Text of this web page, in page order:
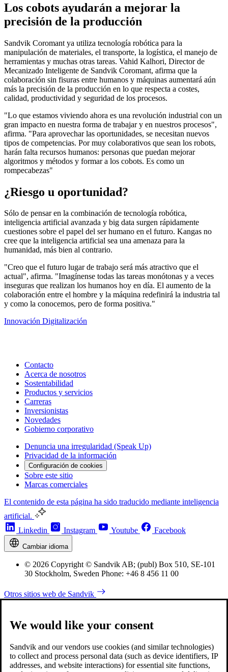
Los cobots ayudarán a mejorar la
precisión de la producción
Sandvik Coromant ya utiliza tecnología robótica para la
manipulación de materiales, el transporte, la logística, el manejo de
herramientas y muchas otras tareas. Vahid Kalhori, Director de
Mecanizado Inteligente de Sandvik Coromant, afirma que la
colaboración sin fisuras entre humanos y máquinas aumentará aún
más la precisión de la producción en lo que respecta a costes,
calidad, productividad y seguridad de los procesos.
"Lo que estamos viviendo ahora es una revolución industrial con un
gran impacto en nuestra forma de trabajar y en nuestros procesos",
afirma. "Para aprovechar las oportunidades, se necesitan nuevos
tipos de competencias. Por muy colaborativos que sean los robots,
harán falta recursos humanos: personas que puedan mejorar
algoritmos y métodos y formar a los cobots. Es como un
rompecabezas"
¿Riesgo u oportunidad?
Sólo de pensar en la combinación de tecnología robótica,
inteligencia artificial avanzada y big data surgen rápidamente
cuestiones sobre el papel del ser humano en el futuro. Kangas no
cree que la inteligencia artificial sea una amenaza para la
humanidad, más bien al contrario.
"Creo que el futuro lugar de trabajo será más atractivo que el
actual", afirma. "Imagínense todas las tareas monótonas y a veces
inseguras que realizan los humanos hoy en día. El aumento de la
colaboración entre el hombre y la máquina redefinirá la industria tal
y como la conocemos, pero de forma positiva."
Innovación Digitalización
Contacto
Acerca de nosotros
Sostentabilidad
Productos y servicios
Carreras
Inversionistas
Novedades
Gobierno corporativo
Denuncia una irregularidad (Speak Up)
Privacidad de la información
Configuración de cookies
Sobre este sitio
Marcas comerciales
El contenido de esta página ha sido traducido mediante inteligencia
artificial.
Linkedin
Instagram Youtube Facebook
Cambiar idioma
© 2026 Copyright © Sandvik AB; (publ) Box 510, SE-101
30 Stockholm, Sweden Phone: +46 8 456 11 00
Otros sitios web de Sandvik
We would like your consent
Sandvik and our vendors use cookies (and similar technologies)
to collect and process personal data (such as device identifiers, IP
addresses, and website interactions) for essential site functions,